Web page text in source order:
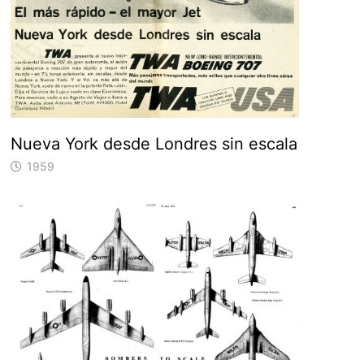
Nueva York desde Londres sin escala
1959